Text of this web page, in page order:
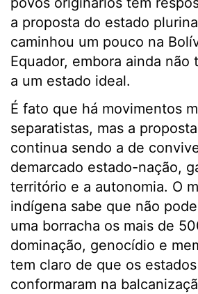
a proposta do estado
caminhou um pouco na
Equador, embora ainda não
a um estado ideal.
É fato que há movimentos
separatistas, mas a
continua sendo a de
demarcado estado-nação,
território e a autonomia. O
indígena sabe que não
uma borracha os mais de
dominação, genocídio e
tem claro de que os
conformaram na